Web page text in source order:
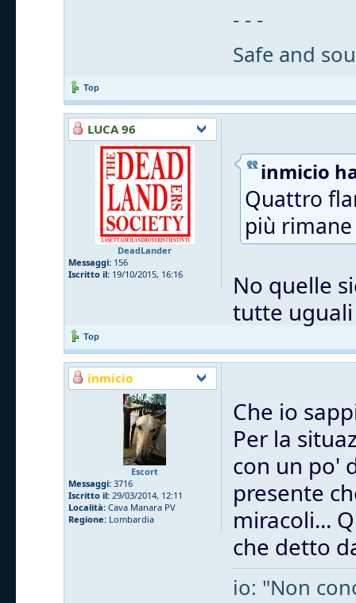
- - -
Safe and
Top
LUCA 96
DeadLander
Messaggi: 156
Iscritto il: 19/10/2015, 16:16
inmicio
Quattro
più
No quelle
tutte uguali
Top
inmicio
Escort
Messaggi: 3716
Iscritto il: 29/03/2014, 12:11
Località: Cava Manara PV
Regione: Lombardia
Che io
Per la
con un po'
presente
miracoli...
che detto
io: "Non